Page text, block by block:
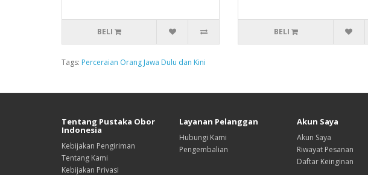
BELI BELI
Tags: Perceraian Orang Jawa Dulu dan Kini
Tentang Pustaka Obor
Indonesia
Kebijakan Pengiriman
Tentang Kami
Kebijakan Privasi
Layanan Pelanggan
Hubungi Kami
Pengembalian
Akun Saya
Akun Saya
Riwayat Pesanan
Daftar Keinginan